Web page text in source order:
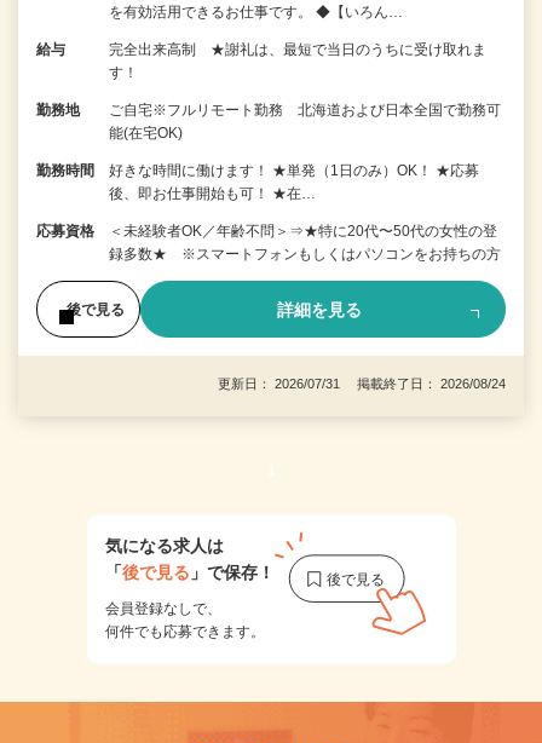
を有効活用できるお仕事です。 ◆【いろん…
給与
完全出来高制 ★謝礼は、最短で当日のうちに受け取れま
す！
勤務地
ご自宅※フルリモート勤務 北海道および日本全国で勤務可
能(在宅OK)
勤務時間
好きな時間に働けます！ ★単発（1日のみ）OK！ ★応募
後、即お仕事開始も可！ ★在…
応募資格
＜未経験者OK／年齢不問＞⇒★特に20代〜50代の女性の登
録多数★ ※スマートフォンもしくはパソコンをお持ちの方
後で見る 詳細を見る
更新日： 2026/07/31 掲載終了日： 2026/08/24
1
気になる求人は
「後で見る 」で保存！
会員登録なしで、
何件でも応募できます。